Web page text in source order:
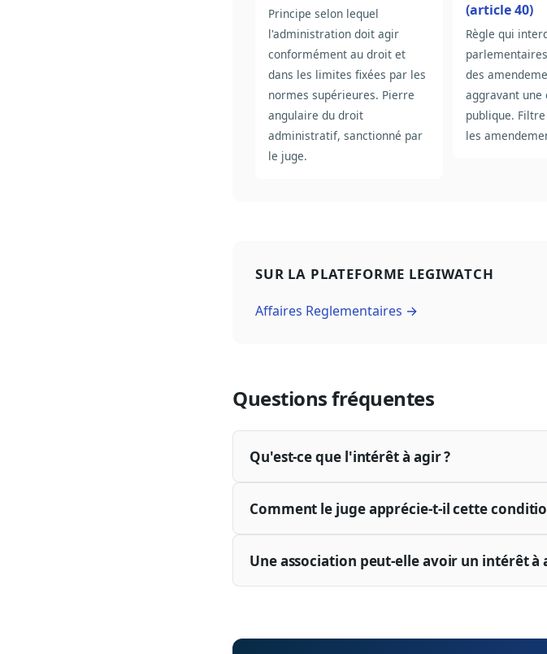
Principe selon lequel
l'administration doit agir
conformément au droit et
dans les limites fixées par les
normes supérieures. Pierre
angulaire du droit
administratif, sanctionné par
le juge.
(article 40)
Règle qui
des
aggravant une
publique.
les
SUR LA PLATEFORME LEGIWATCH
Affaires Reglementaires →
Questions fréquentes
Qu'est-ce que l'intérêt à agir ?
Comment le juge apprécie-t-il cette
Une association peut-elle avoir un intérêt à